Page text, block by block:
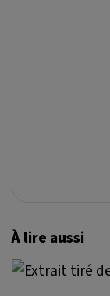
À lire aussi